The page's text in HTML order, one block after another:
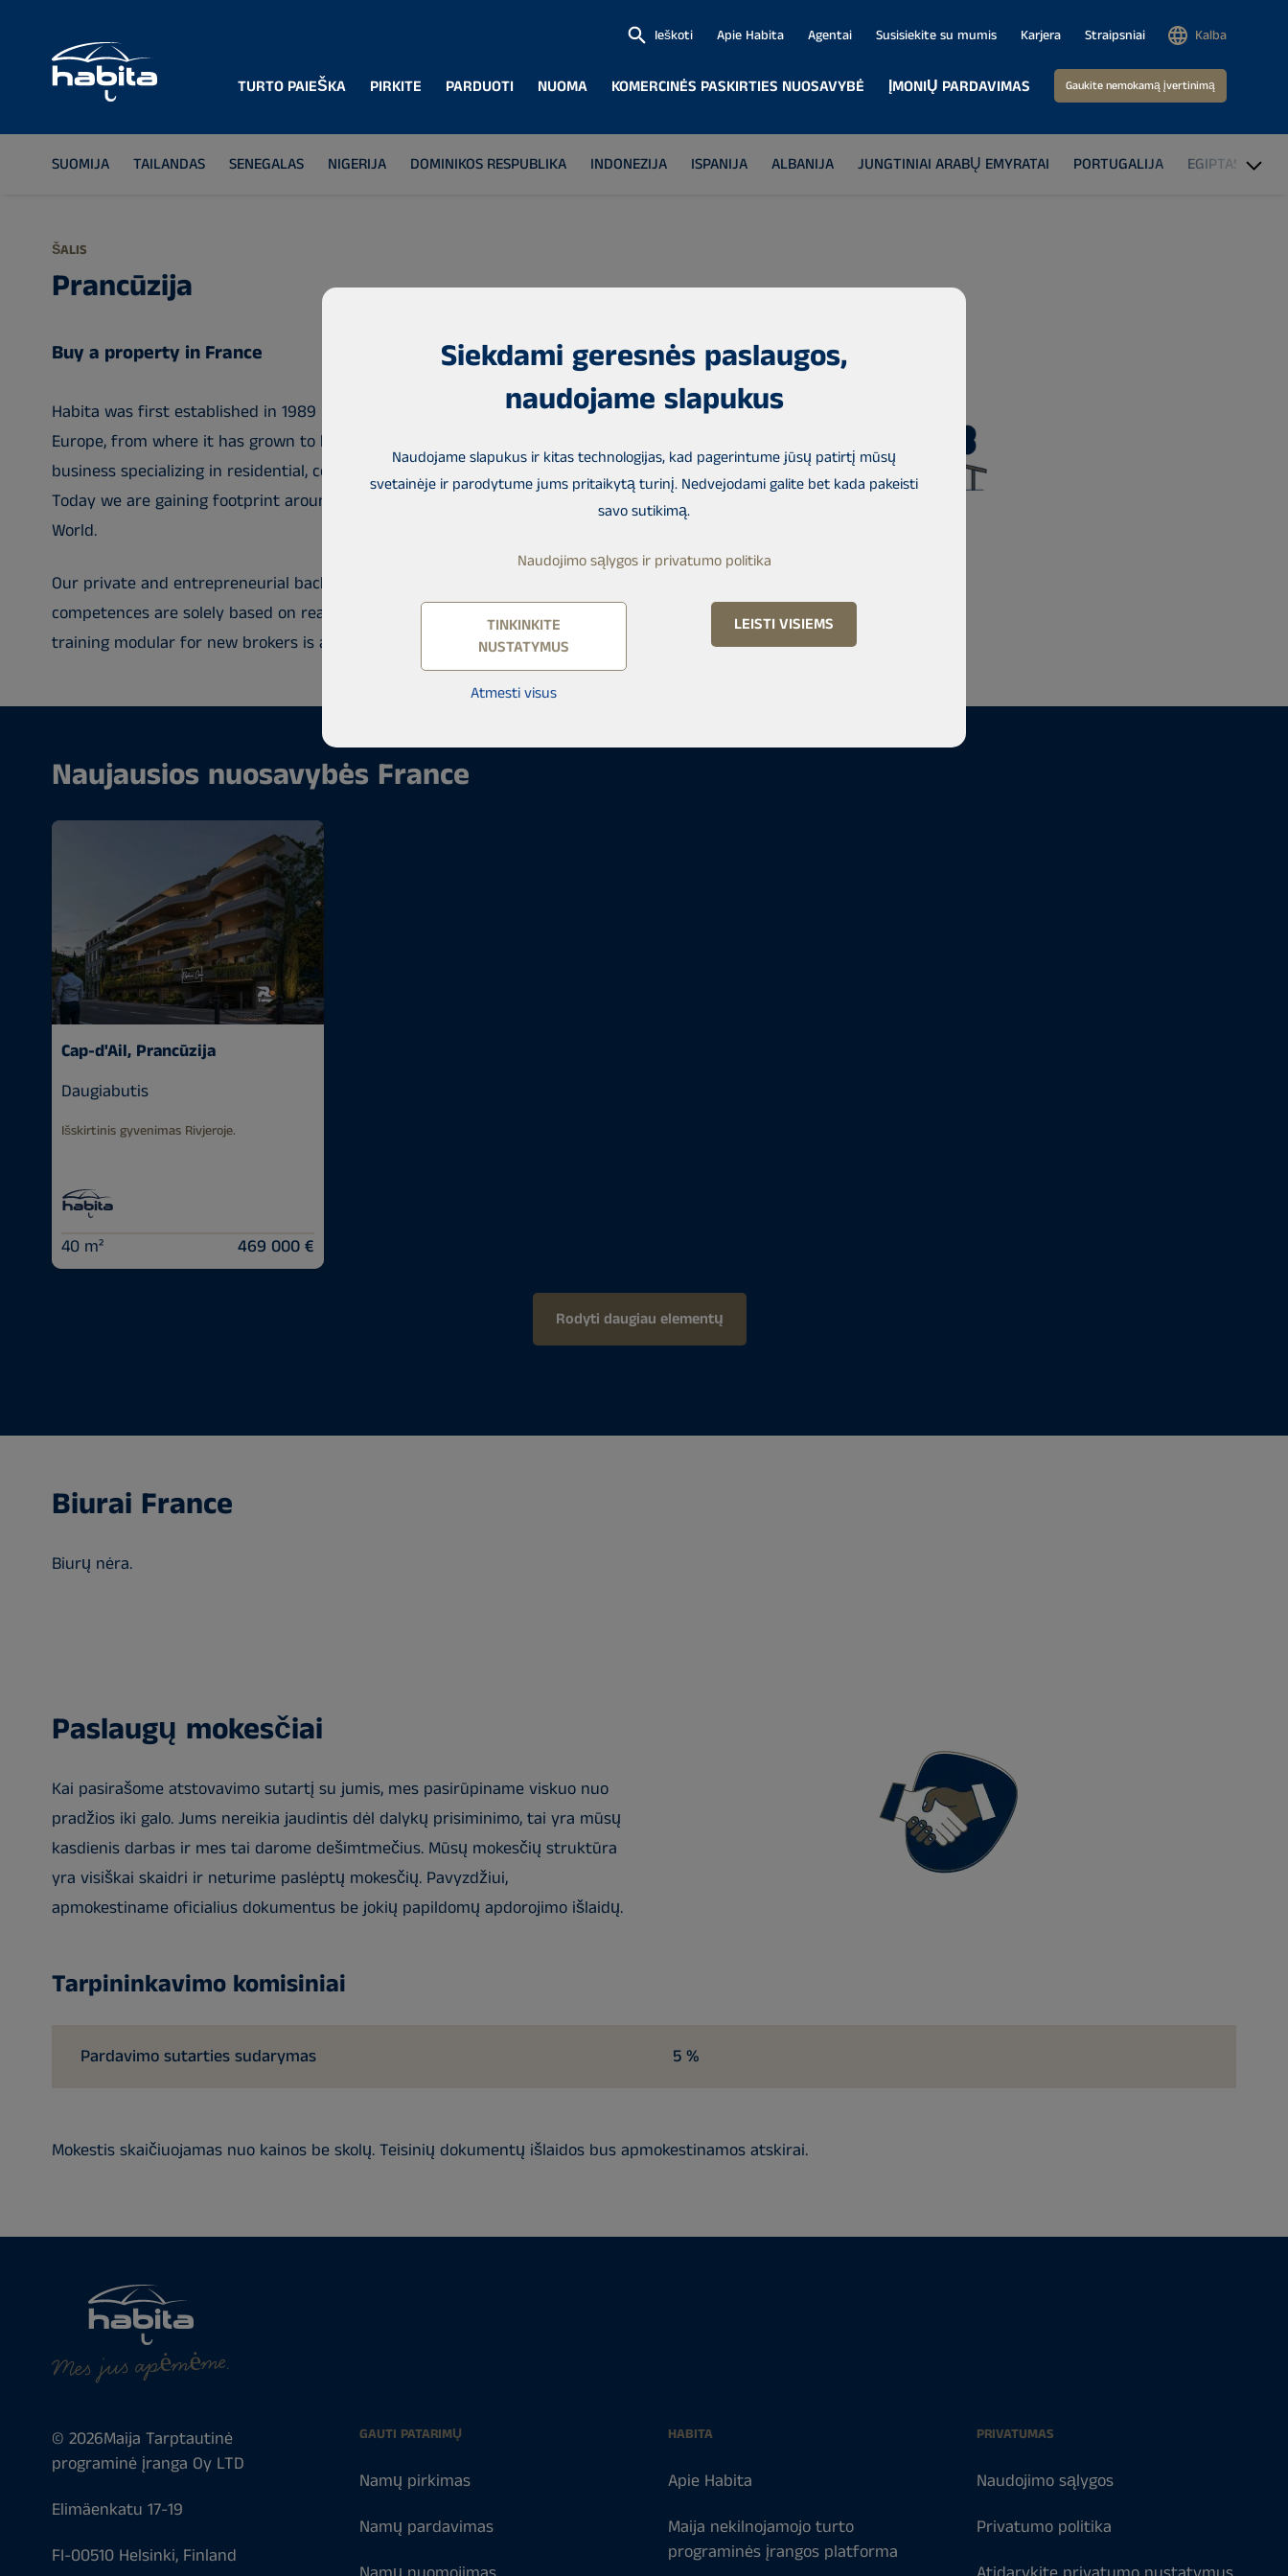
TURTO PAIEŠKA PIRKITE PARDUOTI NUOMA KOMERCINĖS PASKIRTIES NUOSAVYBĖ ĮMONIŲ PARDAVIMAS Gaukite nemokamą įvertinimą
Ieškoti Apie Habita Agentai Susisiekite su mumis Karjera Straipsniai Kalba
SUOMIJA TAILANDAS SENEGALAS NIGERIJA DOMINIKOS RESPUBLIKA INDONEZIJA ISPANIJA ALBANIJA JUNGTINIAI ARABŲ EMYRATAI PORTUGALIJA EGIPTAS
ŠALIS
Prancūzija
Buy a property in France
Habita was first established in 1989 in the country of Finland in northern
Europe, from where it has grown to be a global operator in real estate
business specializing in residential, commercial and property brokerage.
Today we are gaining footprint around Europe and also in other parts of the
World.
Our private and entrepreneurial background guarantee that our
competences are solely based on real estate transactions. Our fine tuned
training modular for new brokers is also available to all franchisees.
Naujausios nuosavybės France
Cap-d'Ail, Prancūzija
Daugiabutis
Išskirtinis gyvenimas Rivjeroje.
40 m² 469 000 €
Rodyti daugiau elementų
Biurai France
Biurų nėra.
Paslaugų mokesčiai
Kai pasirašome atstovavimo sutartį su jumis, mes pasirūpiname viskuo nuo
pradžios iki galo. Jums nereikia jaudintis dėl dalykų prisiminimo, tai yra mūsų
kasdienis darbas ir mes tai darome dešimtmečius. Mūsų mokesčių struktūra
yra visiškai skaidri ir neturime paslėptų mokesčių. Pavyzdžiui,
apmokestiname oficialius dokumentus be jokių papildomų apdorojimo išlaidų.
Tarpininkavimo komisiniai
Pardavimo sutarties sudarymas 5 %
Mokestis skaičiuojamas nuo kainos be skolų. Teisinių dokumentų išlaidos bus apmokestinamos atskirai.
Mes jus apėmėme.
GAUTI PATARIMŲ
Namų pirkimas
Namų pardavimas
HABITA
Apie Habita
Maija nekilnojamojo turto
programinės įrangos platforma
PRIVATUMAS
Naudojimo sąlygos
Privatumo politika
© 2026Maija Tarptautinė
programinė įranga Oy LTD
Elimäenkatu 17-19
FI-00510 Helsinki, Finland
Siekdami geresnės paslaugos,
naudojame slapukus
Naudojame slapukus ir kitas technologijas, kad pagerintume jūsų patirtį mūsų
svetainėje ir parodytume jums pritaikytą turinį. Nedvejodami galite bet kada pakeisti
savo sutikimą.
Naudojimo sąlygos ir privatumo politika
TINKINKITE
NUSTATYMUS
Atmesti visus
LEISTI VISIEMS